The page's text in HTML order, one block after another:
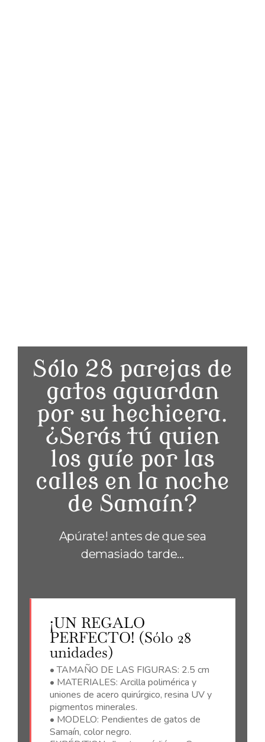
Sólo 28 parejas de
gatos aguardan
por su hechicera.
¿Serás tú quien
los guíe por las
calles en la noche
de Samaín?
Apúrate! antes de que sea
demasiado tarde…
¡UN REGALO
PERFECTO! (Sólo 28
unidades)
• TAMAÑO DE LAS FIGURAS: 2.5 cm
• MATERIALES: Arcilla polimérica y
uniones de acero quirúrgico, resina UV y
pigmentos minerales.
• MODELO: Pendientes de gatos de
Samaín, color negro.